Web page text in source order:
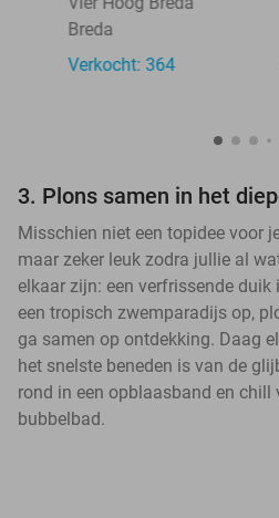
Breda
Verkocht: 364
3. Plons samen in het
Misschien niet een topidee voor
maar zeker leuk zodra jullie al
elkaar zijn: een verfrissende
een tropisch zwemparadijs op,
ga samen op ontdekking. Daag
het snelste beneden is van de
rond in een opblaasband en chill
bubbelbad.